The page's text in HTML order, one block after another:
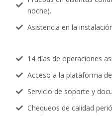
noche).
Asistencia en la
14 días de operaciones
Acceso a la plataforma
Servicio de soporte y
Chequeos de calidad